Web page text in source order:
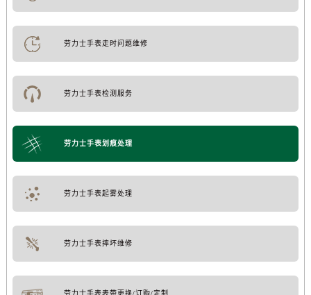
劳力士手表走时问题维修
劳力士手表检测服务
劳力士手表划痕处理
劳力士手表起雾处理
劳力士手表摔坏维修
劳力士手表表带更换/订购/定制